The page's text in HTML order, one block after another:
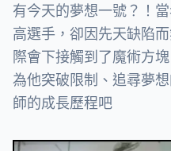
有今天的夢想一號？！
高選手，卻因先天缺陷
際會下接觸到了魔術方
為他突破限制、追尋夢
師的成長歷程吧